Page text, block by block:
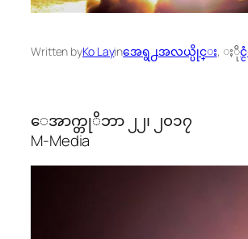
Written byKo Layinအေရွ႕အလယ္ပိုင္း,
ေအာက္တုိဘာ ၂၂၊ ၂၀၁၇
M-Media